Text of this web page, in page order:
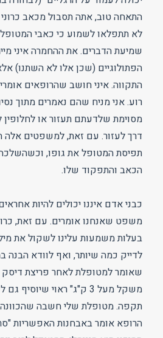
לא תתפלאו לשמוע כי כאבי
שמיעת הדברים. את ההחמרה איני
הפתולוגיים (שכן אלו לא השתנו)
התקווה. איני חושב שהרופאים
רוע. אני מניח שהם נאמרים מתוך
מסוימת שלדעתם תעזור או לחלופין
דרך לעזור. עם זאת, למשפטים
תפיסת המטופל את גופו,
הכאב והתפקוד שלו.
כבני אדם איננו יכולים להיות
משפט שאנחנו אומרים. עם זאת,
בעלות משמעות עלינו לשקול את
לדייק כמה שיותר, ואף לוודא הבנה
שאומר למטופלת לאחר פריצת דיסק
משקל מעל 3 ק"ג" ראוי
תקפה. מטופלת שלי חשבה
הרופא אומר באבחנות האפשריות